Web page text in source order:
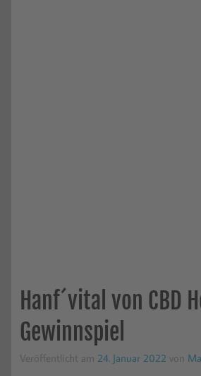
Hanf´vital von CBD
Gewinnspiel
Veröffentlicht am 24. Januar 2022 von